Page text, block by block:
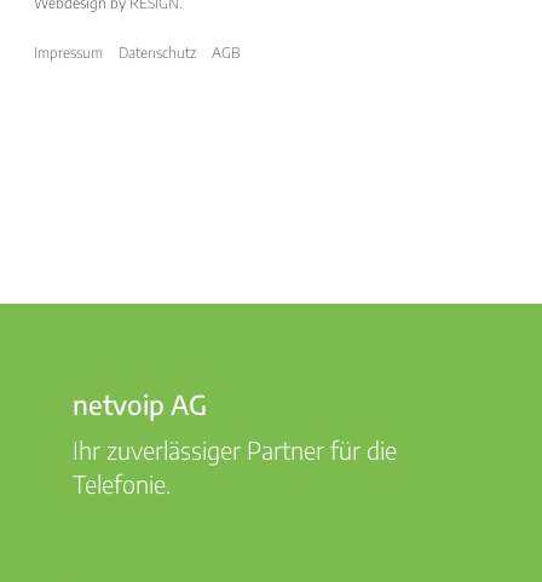
Impressum Datenschutz AGB
netvoip AG
Ihr zuverlässiger Partner für die
Telefonie.